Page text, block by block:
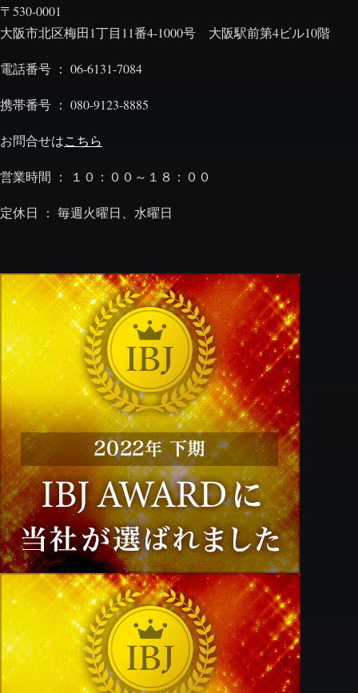
〒530-0001
大阪市北区梅田1丁目11番4-1000号 大阪駅前第4ビル10階
電話番号 ： 06-6131-7084
携帯番号 ： 080-9123-8885
お問合せはこちら
営業時間 ： １０：００～１８：００
定休日 ： 毎週火曜日、水曜日